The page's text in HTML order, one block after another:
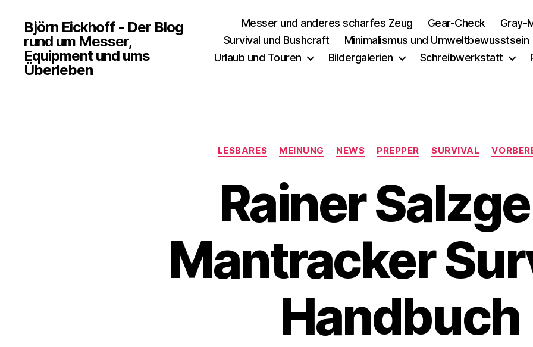
Björn Eickhoff - Der Blog
rund um Messer,
Equipment und ums
Überleben
Messer und anderes scharfes Zeug Gear-Check Gray-
Survival und Bushcraft
Minimalismus und Umweltbewusstsein
Urlaub und Touren
Bildergalerien Schreibwerkstatt
Kategorien
LESBARES MEINUNG NEWS PREPPER SURVIVAL
Rainer
Mantracker
Handbuch